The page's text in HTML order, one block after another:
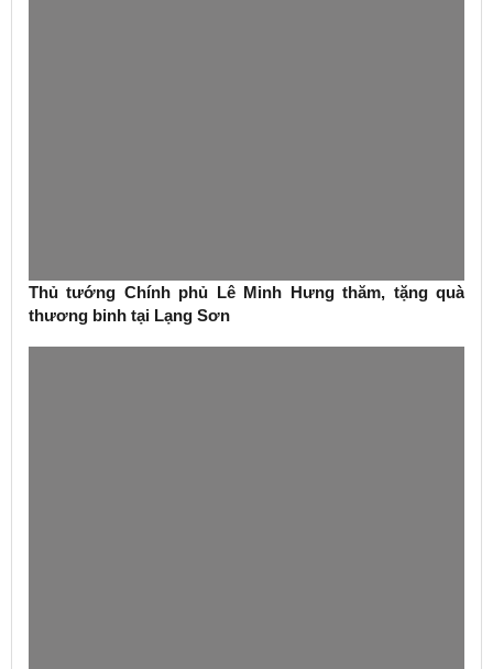
Thủ tướng Chính phủ Lê Minh Hưng thăm, tặng quà
thương binh tại Lạng Sơn